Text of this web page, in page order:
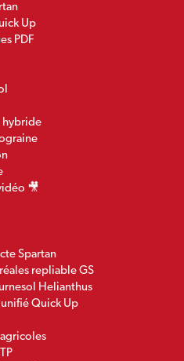
Up
PDF
hybride
🎥
Spartan
repliable GS
Helianthus
Quick Up
agricoles